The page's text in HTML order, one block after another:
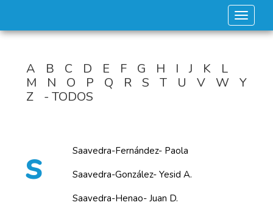
Toggle
A B C D E F G H I J K
L
M
N O P Q R S T U V W
Y
Z
- TODOS
s
Saavedra-Fernández- Paola
Saavedra-González- Yesid A.
Saavedra-Henao- Juan D.